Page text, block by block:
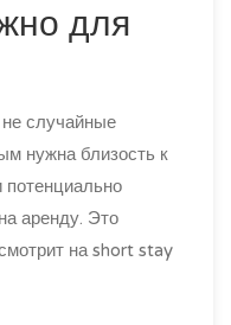
для
случайные
нужна близость к
потенциально
аренду. Это
на short stay